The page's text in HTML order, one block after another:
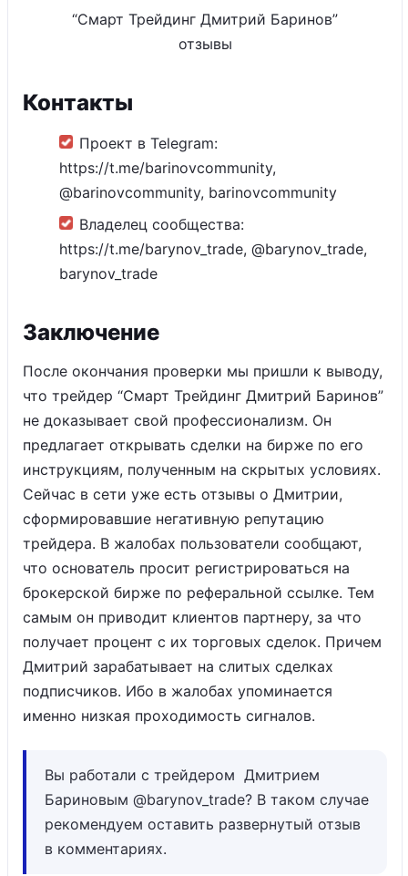
“Смарт Трейдинг Дмитрий Баринов”
отзывы
Контакты
Проект в Telegram:
https://t.me/barinovcommunity,
@barinovcommunity, barinovcommunity
Владелец сообщества:
https://t.me/barynov_trade, @barynov_trade,
barynov_trade
Заключение
После окончания проверки мы пришли к выводу,
что трейдер “Смарт Трейдинг Дмитрий Баринов”
не доказывает свой профессионализм. Он
предлагает открывать сделки на бирже по его
инструкциям, полученным на скрытых условиях.
Сейчас в сети уже есть отзывы о Дмитрии,
сформировавшие негативную репутацию
трейдера. В жалобах пользователи сообщают,
что основатель просит регистрироваться на
брокерской бирже по реферальной ссылке. Тем
самым он приводит клиентов партнеру, за что
получает процент с их торговых сделок. Причем
Дмитрий зарабатывает на слитых сделках
подписчиков. Ибо в жалобах упоминается
именно низкая проходимость сигналов.
Вы работали с трейдером Дмитрием
Бариновым @barynov_trade? В таком случае
рекомендуем оставить развернутый отзыв
в комментариях.